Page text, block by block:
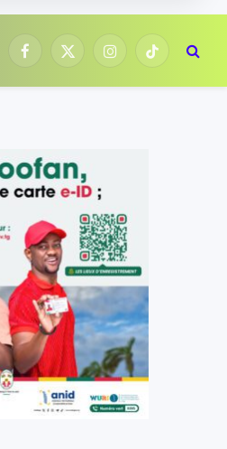
Facebook
X
InstagramTikTok